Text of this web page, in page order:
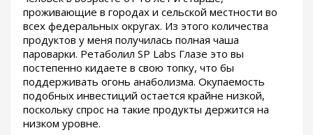
проживающие в городах и сельской местности во
всех федеральных округах. Из этого количества
продуктов у меня получилась полная чаша
пароварки. Ретаболил SP Labs Глазе это вы
постепенно кидаете в свою топку, что бы
поддерживать огонь анаболизма. Окупаемость
подобных инвестиций остается крайне низкой,
поскольку спрос на такие продукты держится на
низком уровне.